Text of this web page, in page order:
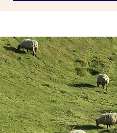
Tierschutz in der EU:
Dänemark bekommt